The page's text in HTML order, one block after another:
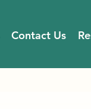
Contact Us